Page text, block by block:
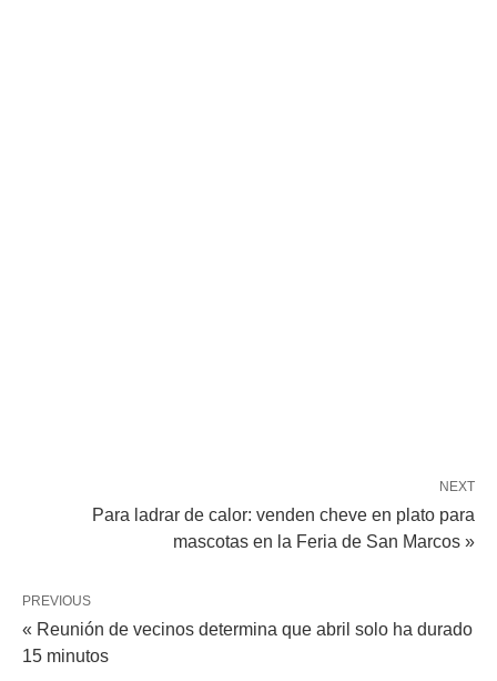
NEXT
Para ladrar de calor: venden cheve en plato para
mascotas en la Feria de San Marcos »
PREVIOUS
« Reunión de vecinos determina que abril solo ha durado
15 minutos